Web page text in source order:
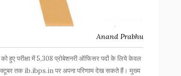
Anand Prabhu
हुए परीक्षा में 5,308 प्रोबेशनरी ऑफिसर पदों के लिये केवल
अक्टूबर तक ib.ibps.in पर अपना परिणाम देख सकते हैं। मुख्य